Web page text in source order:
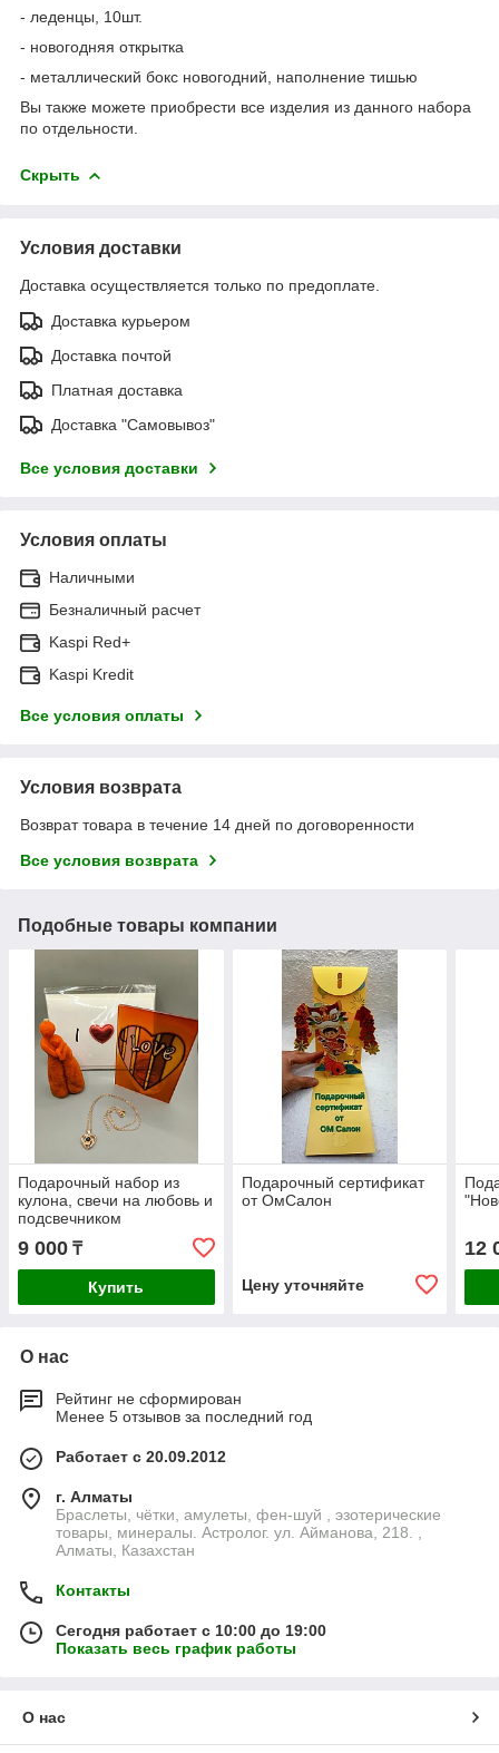
- леденцы, 10шт.
- новогодняя открытка
- металлический бокс новогодний, наполнение тишью
Вы также можете приобрести все изделия из данного набора
по отдельности.
Скрыть
Условия доставки
Доставка осуществляется только по предоплате.
Доставка курьером
Доставка почтой
Платная доставка
Доставка "Самовывоз"
Все условия доставки
Условия оплаты
Наличными
Безналичный расчет
Kaspi Red+
Kaspi Kredit
Все условия оплаты
Условия возврата
Возврат товара в течение 14 дней по договоренности
Все условия возврата
Подобные товары компании
Подарочный набор из
кулона, свечи на любовь и
подсвечником
9 000 ₸
Купить
Подарочный сертификат
от ОмСалон
Цену уточняйте
12
О нас
Рейтинг не сформирован
Менее 5 отзывов за последний год
Работает с 20.09.2012
г. Алматы
Браслеты, чётки, амулеты, фен-шуй , эзотерические
товары, минералы. Астролог. ул. Айманова, 218. ,
Алматы, Казахстан
Контакты
Сегодня работает с 10:00 до 19:00
Показать весь график работы
О нас